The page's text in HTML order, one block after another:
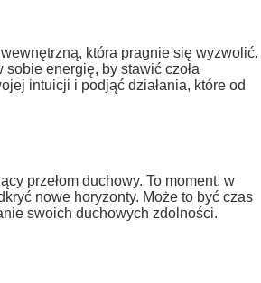
która pragnie się wyzwolić.
energię, by stawić czoła
intuicji i podjąć działania, które od
przełom duchowy. To moment, w
nowe horyzonty. Może to być czas
swoich duchowych zdolności.